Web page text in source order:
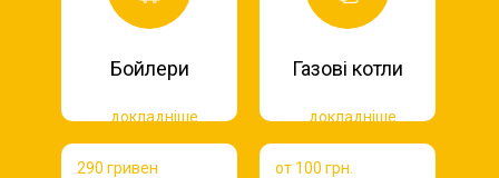
Бойлери
докладніше
Газові котли
докладніше
290 гривен от 100 грн.